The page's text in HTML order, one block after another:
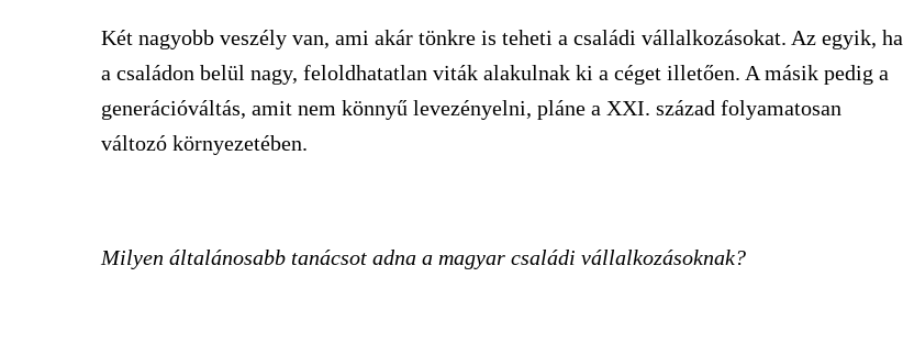
Két nagyobb veszély van, ami akár tönkre is teheti a családi vállalkozásokat. Az egyik, ha
a családon belül nagy, feloldhatatlan viták alakulnak ki a céget illetően. A másik pedig a
generációváltás, amit nem könnyű levezényelni, pláne a XXI. század folyamatosan
változó környezetében.
Milyen általánosabb tanácsot adna a magyar családi vállalkozásoknak?